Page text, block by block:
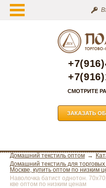
СМОТРИТЕ
ЗАКАЗАТЬ
Домашний текстиль оптом
Домашний текстиль для
Москве, купить оптом по низким
Наволочка батист однотон.
кве оптом по низким ценам